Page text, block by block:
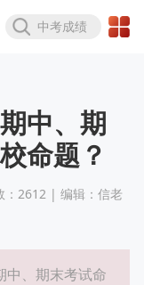
中考成绩
中、期
命题？
：2612 | 编辑：信老
中、期末考试命